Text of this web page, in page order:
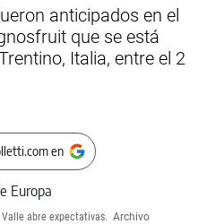
anticipados en el
que se está
Italia, entre el 2
en
abre expectativas. Archivo